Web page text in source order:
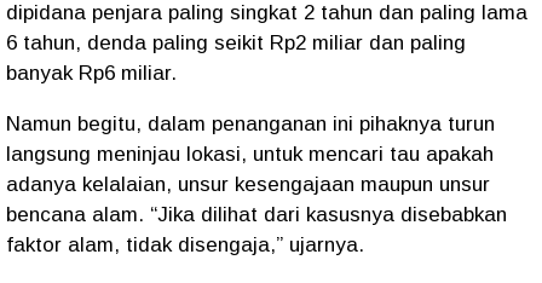
dipidana penjara paling singkat 2 tahun dan paling lama
6 tahun, denda paling seikit Rp2 miliar dan paling
banyak Rp6 miliar.
Namun begitu, dalam penanganan ini pihaknya turun
langsung meninjau lokasi, untuk mencari tau apakah
adanya kelalaian, unsur kesengajaan maupun unsur
bencana alam. “Jika dilihat dari kasusnya disebabkan
faktor alam, tidak disengaja,” ujarnya.